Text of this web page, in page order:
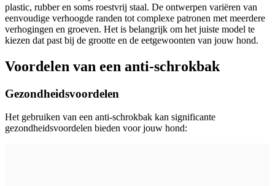
plastic, rubber en soms roestvrij staal. De ontwerpen variëren van
eenvoudige verhoogde randen tot complexe patronen met meerdere
verhogingen en groeven. Het is belangrijk om het juiste model te
kiezen dat past bij de grootte en de eetgewoonten van jouw hond.
Voordelen van een anti-schrokbak
Gezondheidsvoordelen
Het gebruiken van een anti-schrokbak kan significante
gezondheidsvoordelen bieden voor jouw hond: